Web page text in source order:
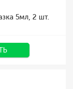
5мл, 2 шт.